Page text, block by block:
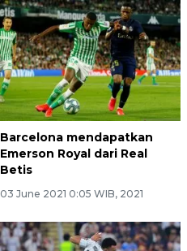
Barcelona mendapatkan
Emerson Royal dari Real
Betis
03 June 2021 0:05 WIB, 2021